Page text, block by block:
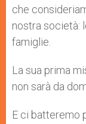
che
nostra società:
famiglie.
La sua prima
non sarà da
E ci batteremo